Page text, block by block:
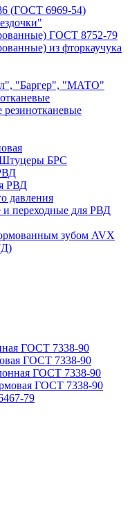
(ГОСТ 6969-54)
ГОСТ 8752-79
из фторкаучука
"Баргер", "МАТО"
Штуцеры БРС
РВД
давления
переходные для РВД
зубом AVX
ГОСТ 7338-90
ГОСТ 7338-90
ГОСТ 7338-90
ГОСТ 7338-90
79